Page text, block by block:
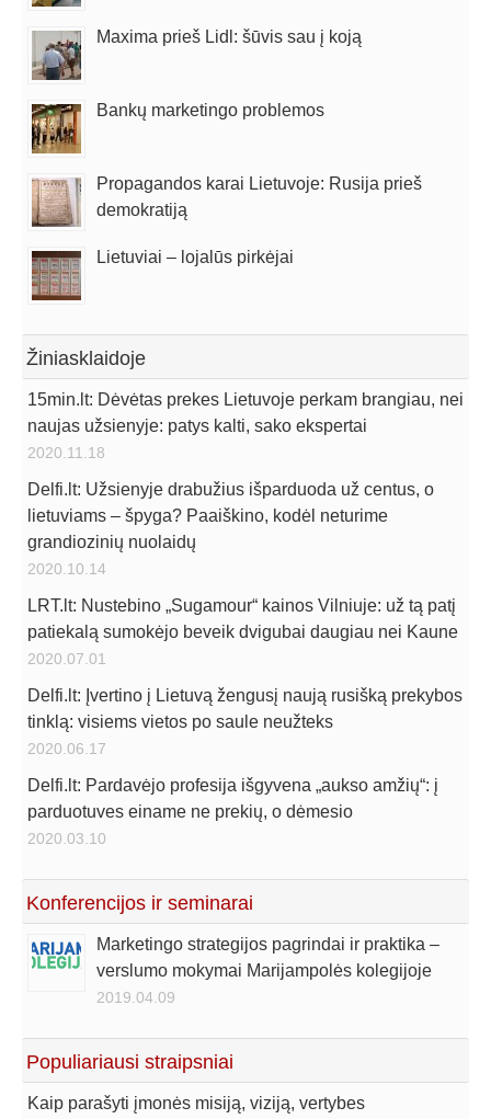
Maxima prieš Lidl: šūvis sau į koją
Bankų marketingo problemos
Propagandos karai Lietuvoje: Rusija prieš
demokratiją
Lietuviai – lojalūs pirkėjai
Žiniasklaidoje
15min.lt: Dėvėtas prekes Lietuvoje perkam brangiau, nei
naujas užsienyje: patys kalti, sako ekspertai
2020.11.18
Delfi.lt: Užsienyje drabužius išparduoda už centus, o
lietuviams – špyga? Paaiškino, kodėl neturime
grandiozinių nuolaidų
2020.10.14
LRT.lt: Nustebino „Sugamour“ kainos Vilniuje: už tą patį
patiekalą sumokėjo beveik dvigubai daugiau nei Kaune
2020.07.01
Delfi.lt: Įvertino į Lietuvą žengusį naują rusišką prekybos
tinklą: visiems vietos po saule neužteks
2020.06.17
Delfi.lt: Pardavėjo profesija išgyvena „aukso amžių“: į
parduotuves einame ne prekių, o dėmesio
2020.03.10
Konferencijos ir seminarai
Marketingo strategijos pagrindai ir praktika –
verslumo mokymai Marijampolės kolegijoje
2019.04.09
Populiariausi straipsniai
Kaip parašyti įmonės misiją, viziją, vertybes